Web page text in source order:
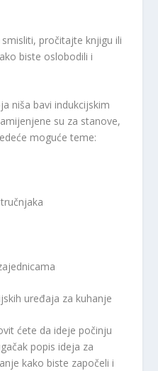
pročitajte knjigu ili
biste oslobodili i
niša bavi indukcijskim
su za stanove,
moguće teme:
uređaja za kuhanje
ćete da ideje počinju
popis ideja za
kako biste započeli i